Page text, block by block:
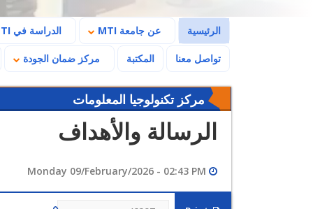
الرئيسية عن جامعة MTI الدراسة في MTI
تواصل معنا المكتبة مركز ضمان الجودة
مركز تكنولوجيا المعلومات
الرسالة والأهداف